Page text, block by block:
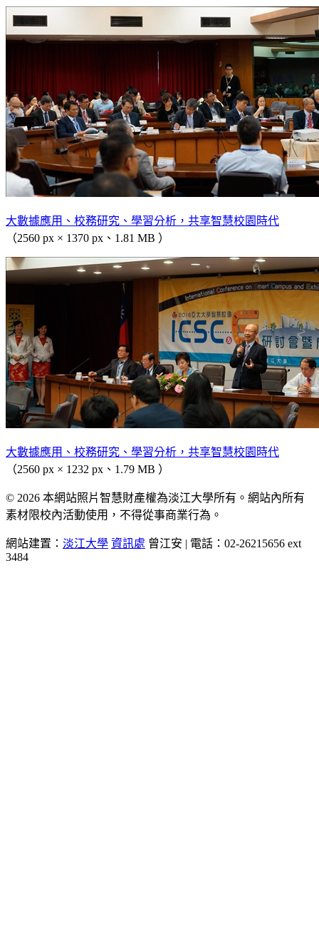
大數據應用、校務研究、學習分析，共享智慧校園時代
（2560 px × 1370 px、1.81 MB ）
大數據應用、校務研究、學習分析，共享智慧校園時代
（2560 px × 1232 px、1.79 MB ）
© 2026 本網站照片智慧財產權為淡江大學所有。網站內所有
素材限校內活動使用，不得從事商業行為。
網站建置： 淡江大學 資訊處 曾江安 | 電話：02-26215656 ext
3484